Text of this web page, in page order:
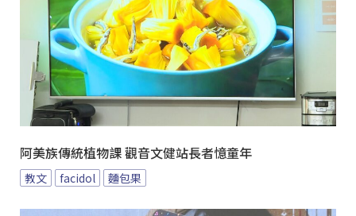
阿美族傳統植物課 觀音文健站長者憶童年
教文 facidol 麵包果